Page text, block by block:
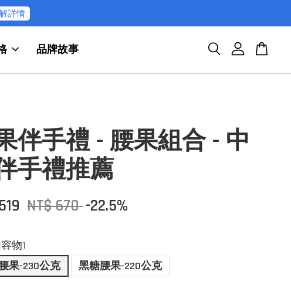
詳情
品牌故事
伴手禮 - 腰果組合 - 中
手禮推薦
NT$ 670-22.5%
物1
果-230公克
黑糖腰果-220公克